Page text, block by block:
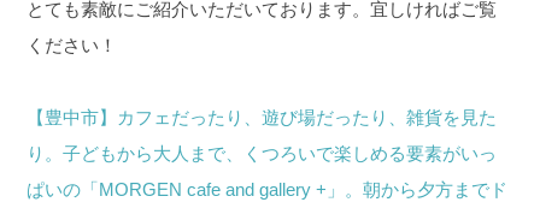
とても素敵にご紹介いただいております。宜しければご覧
ください！
【豊中市】カフェだったり、遊び場だったり、雑貨を見た
り。子どもから大人まで、くつろいで楽しめる要素がいっ
ぱいの「MORGEN cafe and gallery +」。朝から夕方までド